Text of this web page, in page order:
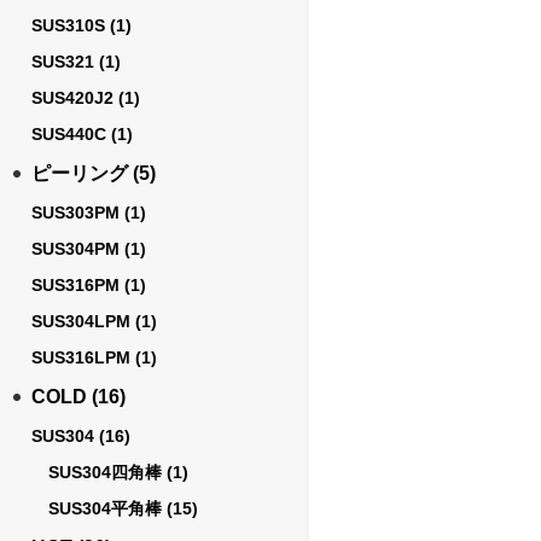
SUS310S (1)
SUS321 (1)
SUS420J2 (1)
SUS440C (1)
ピーリング (5)
SUS303PM (1)
SUS304PM (1)
SUS316PM (1)
SUS304LPM (1)
SUS316LPM (1)
COLD (16)
SUS304 (16)
SUS304四角棒 (1)
SUS304平角棒 (15)